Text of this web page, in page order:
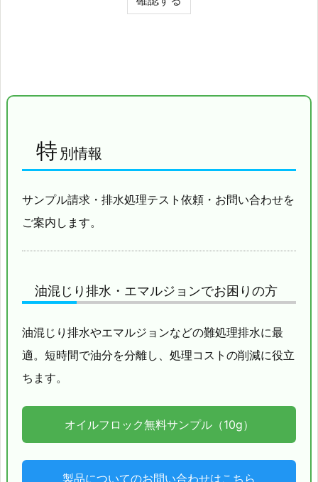
特 別情報
サンプル請求・排水処理テスト依頼・お問い合わせを
ご案内します。
油混じり排水・エマルジョンでお困りの方
油混じり排水やエマルジョンなどの難処理排水に最
適。短時間で油分を分離し、処理コストの削減に役立
ちます。
オイルフロック無料サンプル（10g）
製品についてのお問い合わせはこちら